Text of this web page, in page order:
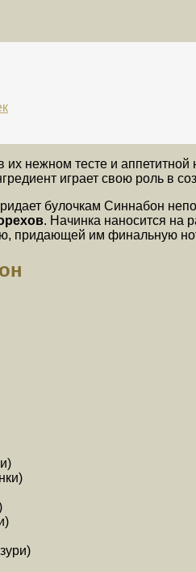
их нежном тесте и
играет свою роль в
булочкам Синнабон
. Начинка наносится на
придающей им финальную